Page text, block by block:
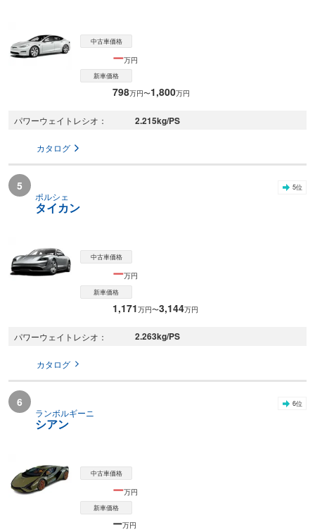
中古車価格
ー万円
新車価格
798万円〜1,800万円
パワーウェイトレシオ 2.215kg/PS
カタログ
5
ポルシェ
タイカン
5位
中古車価格
ー万円
新車価格
1,171万円〜3,144万円
パワーウェイトレシオ 2.263kg/PS
カタログ
6
ランボルギーニ
シアン
6位
中古車価格
ー万円
新車価格
ー万円